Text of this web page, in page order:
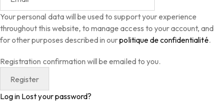
Your personal data will be used to support your experience
throughout this website, to manage access to your account, and
for other purposes described in ourpolitique de confidentialité.
Registration confirmation will be emailed to you.
Log in Lost your password?